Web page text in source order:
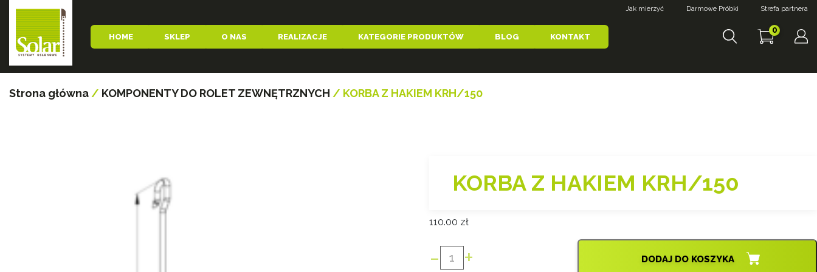
HOME SKLEP O NAS REALIZACJE KATEGORIE PRODUKTÓW BLOG KONTAKT
Jak mierzyć Darmowe Próbki Strefa partnera
0
Strona główna / KOMPONENTY DO ROLET ZEWNĘTRZNYCH / KORBA Z HAKIEM KRH/150
KORBA Z HAKIEM KRH/150
110.00 zł
-
ilość
+ DODAJ DO KOSZYKA